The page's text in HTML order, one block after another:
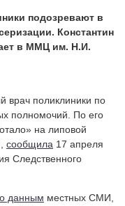
подозревают в
Константин
в ММЦ им. Н.И.
врач поликлиники по
полномочий. По его
на липовой
сообщила 17 апреля
Следственного
данным местных СМИ,